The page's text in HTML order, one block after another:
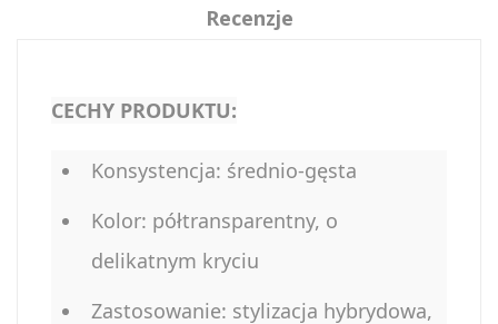
Recenzje
CECHY PRODUKTU:
Konsystencja: średnio-gęsta
Kolor: półtransparentny, o
delikatnym kryciu
Zastosowanie: stylizacja hybrydowa,